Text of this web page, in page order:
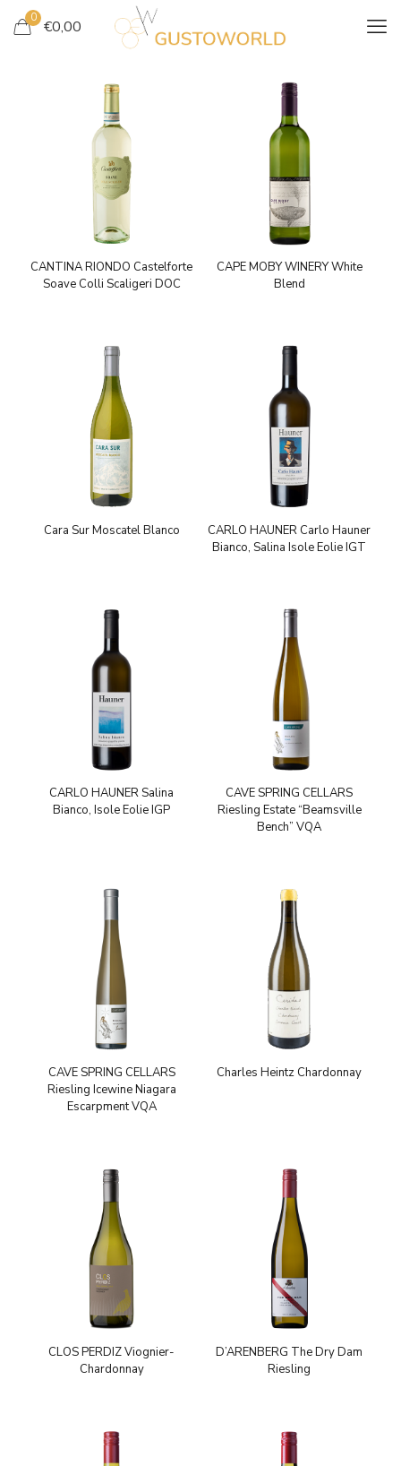
0 €0,00
CANTINA RIONDO Castelforte
Soave Colli Scaligeri DOC
CAPE MOBY WINERY White
Blend
Cara Sur Moscatel Blanco
CARLO HAUNER Carlo Hauner
Bianco, Salina Isole Eolie IGT
CARLO HAUNER Salina
Bianco, Isole Eolie IGP
CAVE SPRING CELLARS
Riesling Estate “Beamsville
Bench” VQA
CAVE SPRING CELLARS
Riesling Icewine Niagara
Escarpment VQA
Charles Heintz Chardonnay
CLOS PERDIZ Viognier-
Chardonnay
D’ARENBERG The Dry Dam
Riesling